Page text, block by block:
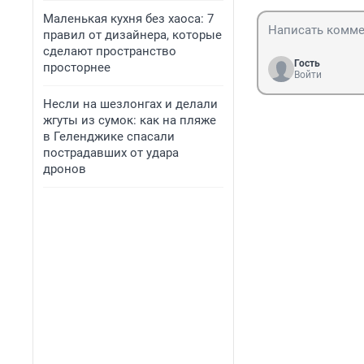
Маленькая кухня без хаоса: 7
правил от дизайнера, которые
сделают пространство
просторнее
Несли на шезлонгах и делали
жгуты из сумок: как на пляже
в Геленджике спасали
пострадавших от удара
дронов
Гость
Войти